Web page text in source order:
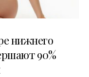
нижнего
90%